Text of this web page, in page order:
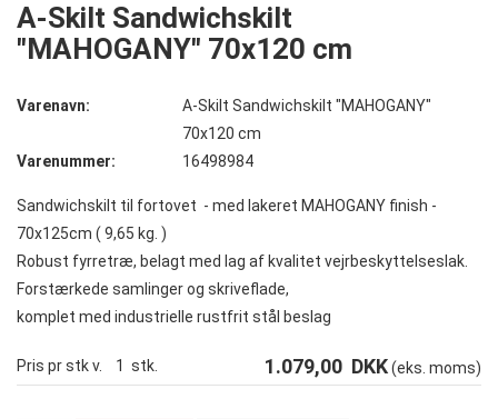
A-Skilt Sandwichskilt
"MAHOGANY" 70x120 cm
Varenavn:
A-Skilt Sandwichskilt "MAHOGANY"
70x120 cm
Varenummer:
16498984
Sandwichskilt til fortovet - med lakeret MAHOGANY finish -
70x125cm ( 9,65 kg. )
Robust fyrretræ, belagt med lag af kvalitet vejrbeskyttelseslak.
Forstærkede samlinger og skriveflade,
komplet med industrielle rustfrit stål beslag
Pris pr stk v. 1 stk. 1.079,00 DKK(eks. moms)